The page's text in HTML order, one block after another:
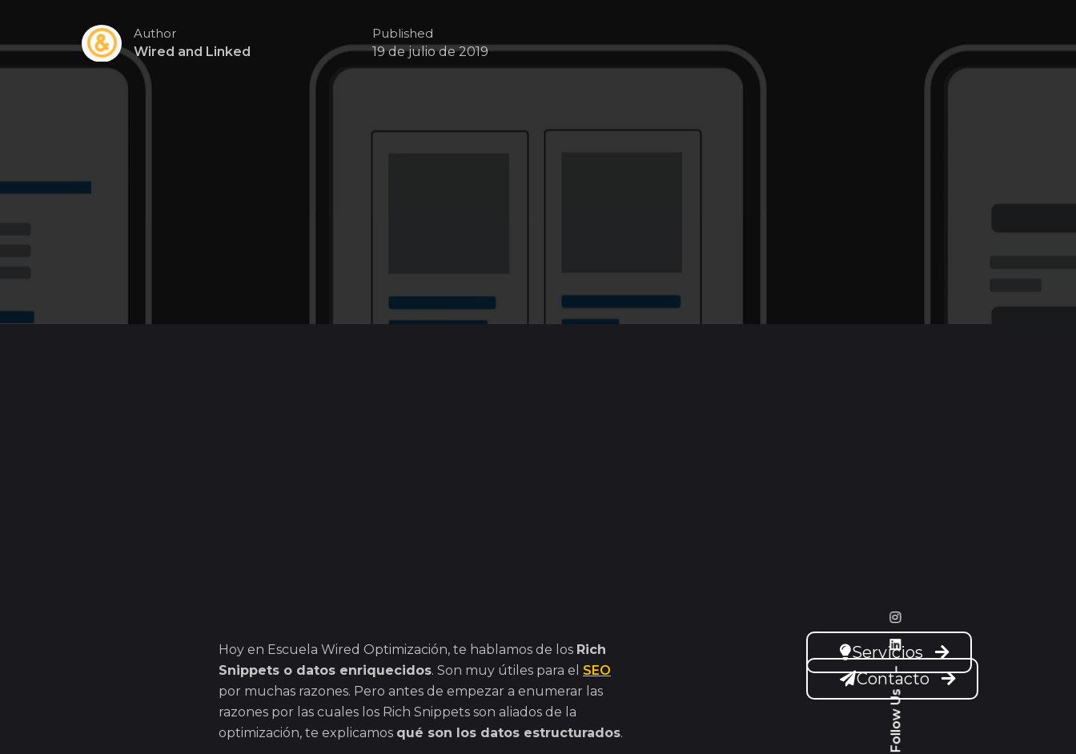
Follow Us
Author
Wired and Linked
Published
19 de julio de 2019
Hoy en Escuela Wired Optimización, te hablamos de los Rich
Snippets o datos enriquecidos. Son muy útiles para el SEO
por muchas razones. Pero antes de empezar a enumerar las
razones por las cuales los Rich Snippets son aliados de la
optimización, te explicamos qué son los datos estructurados.
Servicios
Contacto